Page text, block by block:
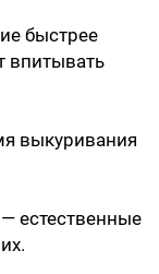
быстрее
впитывать
выкуривания
— естественные